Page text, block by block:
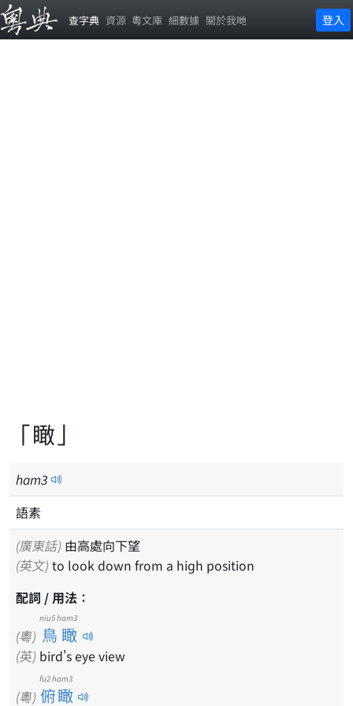
查字典 資源 粵文庫 細數據 關於我哋 登入
「瞰」
ham3
語素
(廣東話) 由高處向下望
(英文) to look down from a high position
配詞 / 用法：
(粵) 鳥瞰
niu5 ham3
(英) bird's eye view
(粵) 俯瞰
fu2 ham3